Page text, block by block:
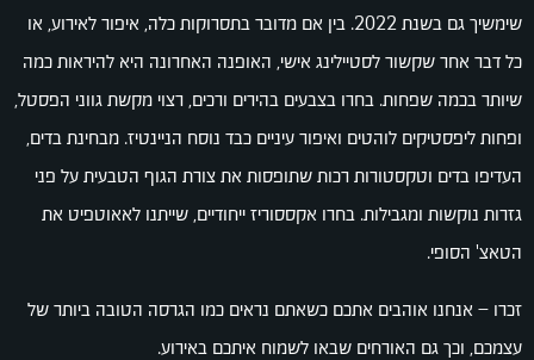
שימשיך גם בשנת 2022. בין אם מדובר בתסרוקות כלה, איפור לאירוע, או
כל דבר אחר שקשור לסטיילינג אישי, האופנה האחרונה היא להיראות כמה
שיותר בכמה שפחות. בחרו בצבעים בהירים ורכים, רצוי מקשת גווני הפסטל,
ופחות ליפסטיקים לוהטים ואיפור עיניים כבד נוסח הניינטיז. מבחינת בדים,
העדיפו בדים וטקסטורות רכות שתופסות את צורת הגוף הטבעית על פני
גזרות נוקשות ומגבילות. בחרו אקססוריז ייחודיים, שייתנו לאאוטפיט את
הטאצ' הסופי.
זכרו – אנחנו אוהבים אתכם כשאתם נראים כמו הגרסה הטובה ביותר של
עצמכם, וכך גם האורחים שבאו לשמוח איתכם באירוע.